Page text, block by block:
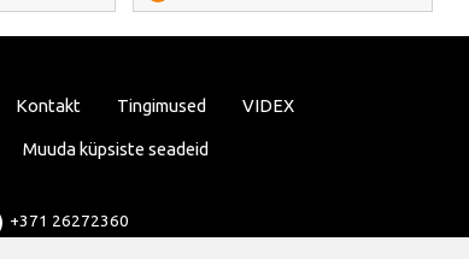
Kontakt Tingimused VIDEX
Muuda küpsiste seadeid
+371 26272360